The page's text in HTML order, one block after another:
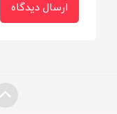
سبد خرید
ارسال دیدگاه